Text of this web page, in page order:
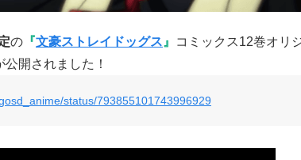
の 『文豪ストレイドッグス 』
コミックス12巻オリ
開されました！
status/793855101743996929